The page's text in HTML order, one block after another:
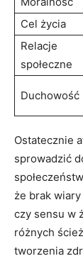
Cel życia
Relacje
społeczne
Duchowość
Ostatecznie
sprowadzić
że brak
czy sensu w
różnych
tworzenia